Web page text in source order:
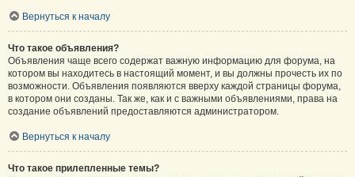
Вернуться к началу
Что такое объявления?
Объявления чаще всего содержат важную информацию для форума, на
котором вы находитесь в настоящий момент, и вы должны прочесть их по
возможности. Объявления появляются вверху каждой страницы форума,
в котором они созданы. Так же, как и с важными объявлениями, права на
создание объявлений предоставляются администратором.
Вернуться к началу
Что такое прилепленные темы?